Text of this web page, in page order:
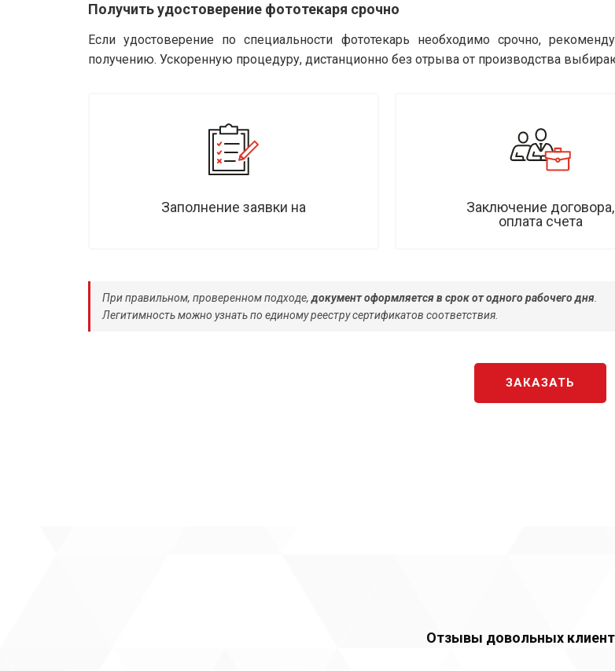
Получить удостоверение фототекаря срочно
Если удостоверение по специальности фототекарь необходимо срочно,
получению. Ускоренную процедуру, дистанционно без отрыва от производства
Заполнение заявки на
Заключение договора,
оплата счета
При правильном, проверенном подходе,документ оформляется в срок от одного рабочего дня
Легитимность можно узнать по единому реестру сертификатов соответствия.
ЗАКАЗАТЬ
Отзывы довольных